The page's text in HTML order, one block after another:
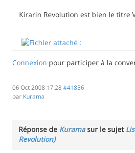
Kirarin Revolution est bien le titre
Connexion pour participer à la
06 Oct 2008 17:28#41856
par Kurama
Réponse de Kuramasur le sujet
Revolution)